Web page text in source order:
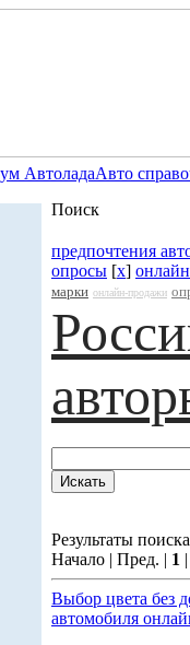
АвтоладаАвто
Поиск
предпочтения
опросы [x]
марки онлайн-продажи
Результаты
Начало | Пред. | 1
Выбор цвета без
автомобиля